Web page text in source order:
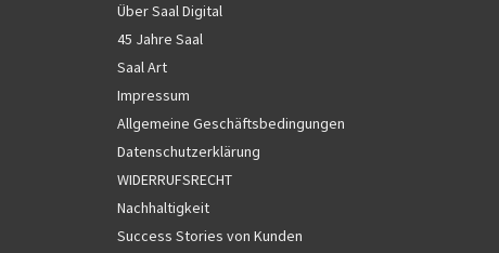
Über Saal Digital
45 Jahre Saal
Saal Art
Impressum
Allgemeine Geschäftsbedingungen
Datenschutzerklärung
WIDERRUFSRECHT
Nachhaltigkeit
Success Stories von Kunden